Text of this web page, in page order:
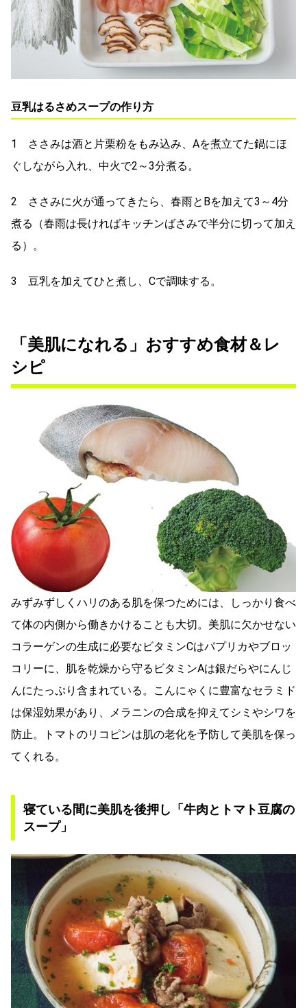
豆乳はるさめスープの作り方
1 ささみは酒と片栗粉をもみ込み、Aを煮立てた鍋にほ
ぐしながら入れ、中火で2～3分煮る。
2 ささみに火が通ってきたら、春雨とBを加えて3～4分
煮る（春雨は長ければキッチンばさみで半分に切って加え
る）。
3 豆乳を加えてひと煮し、Cで調味する。
「美肌になれる」おすすめ食材＆レ
シピ
みずみずしくハリのある肌を保つためには、しっかり食べ
て体の内側から働きかけることも大切。美肌に欠かせない
コラーゲンの生成に必要なビタミンCはパプリカやブロッ
コリーに、肌を乾燥から守るビタミンAは銀だらやにんじ
んにたっぷり含まれている。こんにゃくに豊富なセラミド
は保湿効果があり、メラニンの合成を抑えてシミやシワを
防止。トマトのリコピンは肌の老化を予防して美肌を保っ
てくれる。
寝ている間に美肌を後押し「牛肉とトマト豆腐の
スープ」